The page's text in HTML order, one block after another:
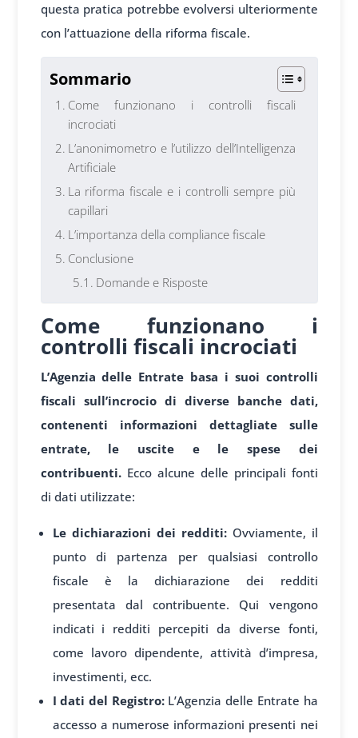
questa pratica potrebbe evolversi ulteriormente
con l’attuazione della riforma fiscale.
Sommario
Come funzionano i controlli fiscali
incrociati
L’anonimometro e l’utilizzo dell’Intelligenza
Artificiale
La riforma fiscale e i controlli sempre più
capillari
L’importanza della compliance fiscale
Conclusione
Domande e Risposte
Come funzionano i
controlli fiscali incrociati
L’Agenzia delle Entrate basa i suoi controlli
fiscali sull’incrocio di diverse banche dati,
contenenti informazioni dettagliate sulle
entrate, le uscite e le spese dei
contribuenti.Ecco alcune delle principali fonti
di dati utilizzate:
Le dichiarazioni dei redditi:Ovviamente, il
punto di partenza per qualsiasi controllo
fiscale è la dichiarazione dei redditi
presentata dal contribuente. Qui vengono
indicati i redditi percepiti da diverse fonti,
come lavoro dipendente, attività d’impresa,
investimenti, ecc.
I dati del Registro:L’Agenzia delle Entrate ha
accesso a numerose informazioni presenti nei